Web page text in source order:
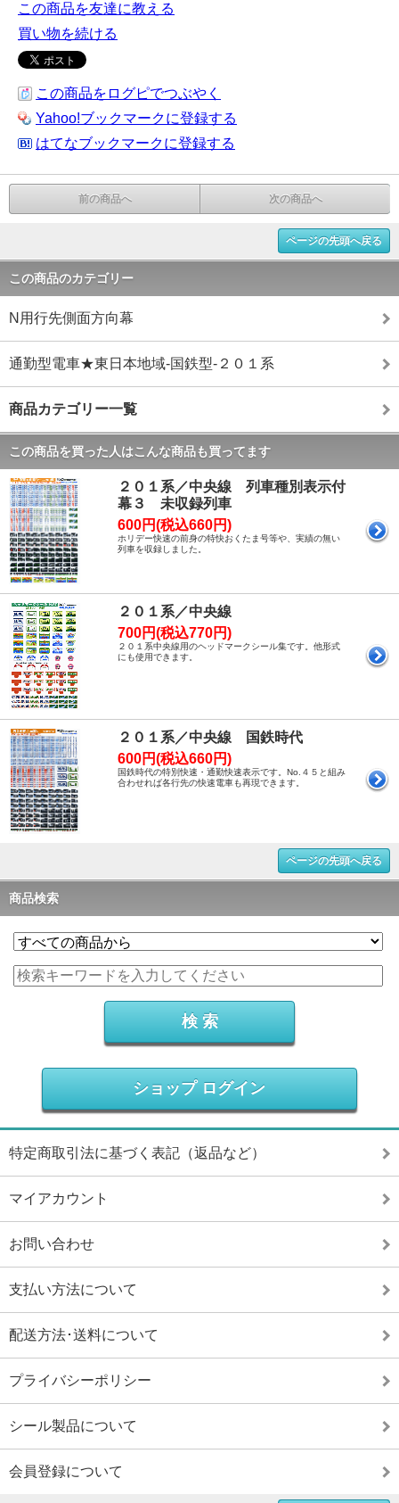
この商品を友達に教える
買い物を続ける
この商品をログピでつぶやく
Yahoo!ブックマークに登録する
はてなブックマークに登録する
前の商品へ 次の商品へ
ページの先頭へ戻る
この商品のカテゴリー
N用行先側面方向幕
通勤型電車★東日本地域-国鉄型-２０１系
商品カテゴリー一覧
この商品を買った人はこんな商品も買ってます
２０１系／中央線 列車種別表示付
幕３ 未収録列車
600円(税込660円)
ホリデー快速の前身の特快おくたま号等や、実績の無い
列車を収録しました。
２０１系／中央線
700円(税込770円)
２０１系中央線用のヘッドマークシール集です。他形式
にも使用できます。
２０１系／中央線 国鉄時代
600円(税込660円)
国鉄時代の特別快速・通勤快速表示です。No.４５と組み
合わせれば各行先の快速電車も再現できます。
ページの先頭へ戻る
商品検索
ショップ ログイン
特定商取引法に基づく表記（返品など）
マイアカウント
お問い合わせ
支払い方法について
配送方法･送料について
プライバシーポリシー
シール製品について
会員登録について